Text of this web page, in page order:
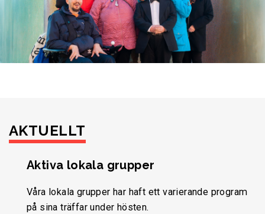
AKTUELLT
Aktiva lokala grupper
Våra lokala grupper har haft ett varierande program
på sina träffar under hösten.